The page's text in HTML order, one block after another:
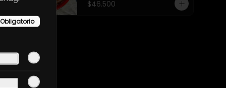
$46.500
Obligatorio